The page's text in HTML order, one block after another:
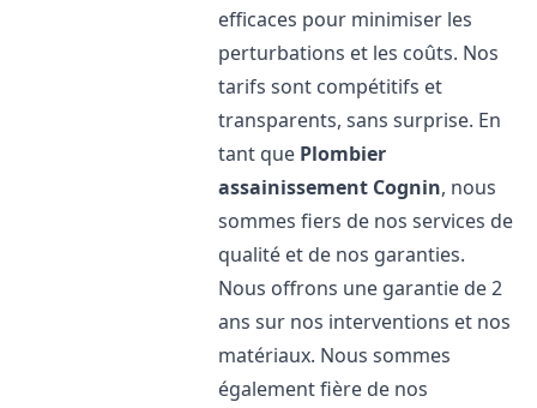
efficaces pour minimiser les
perturbations et les coûts. Nos
tarifs sont compétitifs et
transparents, sans surprise. En
tant que Plombier
assainissement Cognin, nous
sommes fiers de nos services de
qualité et de nos garanties.
Nous offrons une garantie de 2
ans sur nos interventions et nos
matériaux. Nous sommes
également fière de nos